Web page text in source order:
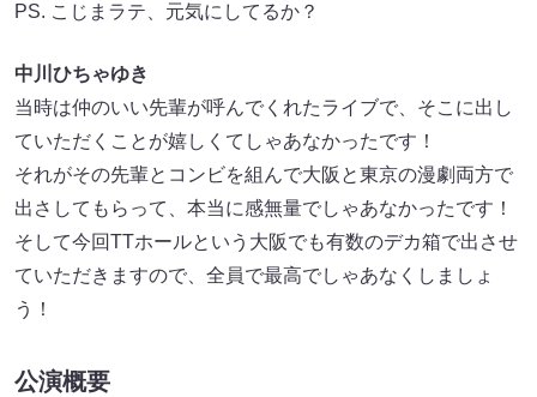
PS. こじまラテ、元気にしてるか？
中川ひちゃゆき
当時は仲のいい先輩が呼んでくれたライブで、そこに出し
ていただくことが嬉しくてしゃあなかったです！
それがその先輩とコンビを組んで大阪と東京の漫劇両方で
出さしてもらって、本当に感無量でしゃあなかったです！
そして今回TTホールという大阪でも有数のデカ箱で出させ
ていただきますので、全員で最高でしゃあなくしましょ
う！
公演概要